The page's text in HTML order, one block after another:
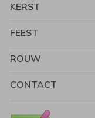
KERST
FEEST
ROUW
CONTACT